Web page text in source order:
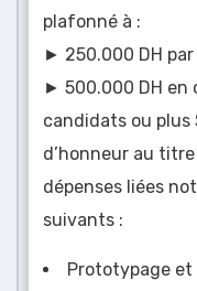
plafonné à :
► 250.000 DH
► 500.000 DH en
candidats ou plus
d’honneur au
dépenses liées
suivants :
Prototypage